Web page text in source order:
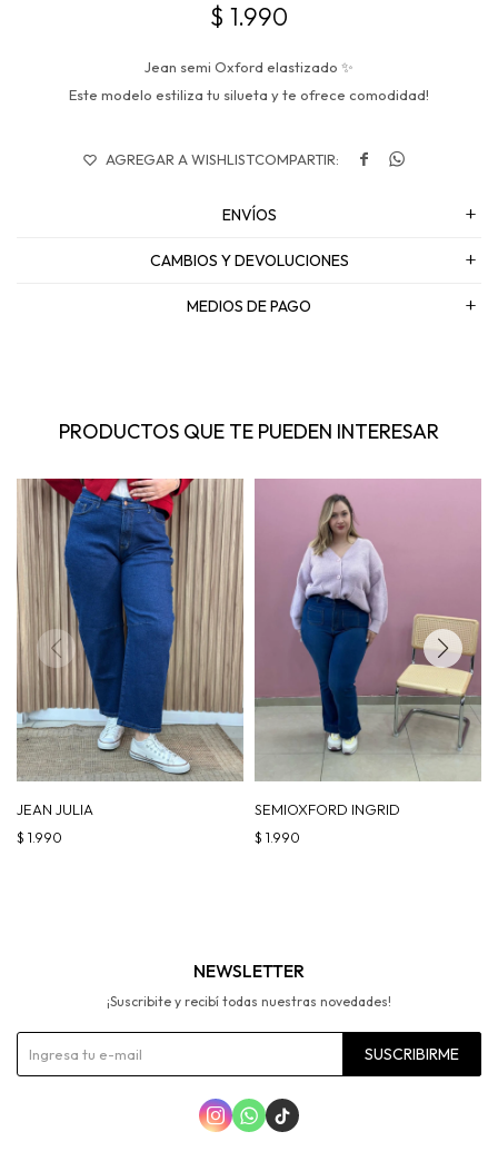
$ 1.990
Jean semi Oxford elastizado ✨
Este modelo estiliza tu silueta y te ofrece comodidad!
 
ENVÍOS
CAMBIOS Y DEVOLUCIONES
MEDIOS DE PAGO
PRODUCTOS QUE TE PUEDEN INTERESAR
JEAN JULIA
$ 1.990
SEMIOXFORD INGRID
$ 1.990
NEWSLETTER
¡Suscribite y recibí todas nuestras novedades!
SUSCRIBIRME
  